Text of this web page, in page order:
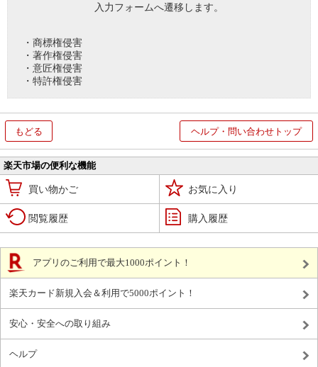
入力フォームへ遷移します。
・商標権侵害
・著作権侵害
・意匠権侵害
・特許権侵害
もどる ヘルプ・問い合わせトップ
楽天市場の便利な機能
買い物かご お気に入り
閲覧履歴 購入履歴
アプリのご利用で最大1000ポイント！
楽天カード新規入会＆利用で5000ポイント！
安心・安全への取り組み
ヘルプ